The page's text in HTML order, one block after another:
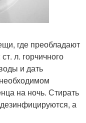
где преобладают
л. горчичного
и дать
на ночь. Стирать
а